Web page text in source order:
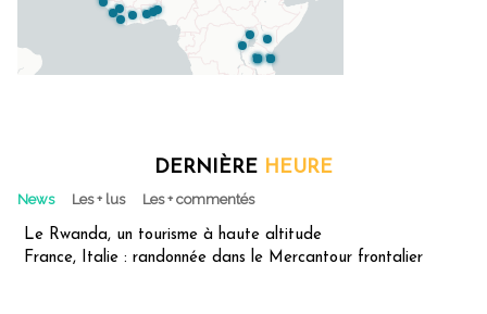
DERNIÈRE HEURE
News Les + lus Les + commentés
Le Rwanda, un tourisme à haute altitude
France, Italie : randonnée dans le Mercantour frontalier